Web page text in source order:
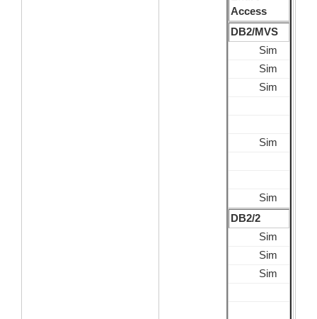
Access
DB2/MVS
Sim
Sim
Sim
Sim
Sim
DB2/2
Sim
Sim
Sim